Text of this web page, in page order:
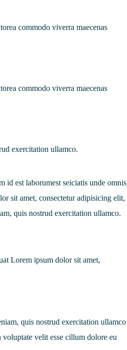
commodo viverra maecenas
commodo viverra maecenas
exercitation ullamco.
id est laborumest seiciatis unde omnis
sit amet, consectetur adipisicing elit,
quis nostrud exercitation ullamco.
Lorem ipsum dolor sit amet,
quis nostrud exercitation ullamco
velit esse cillum dolore eu